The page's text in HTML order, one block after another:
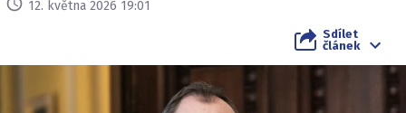
12. května 2026 19:01
Sdílet
článek